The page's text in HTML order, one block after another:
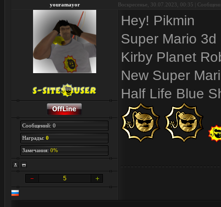
youramayor Воскресенье, 30.07.2023, 00:35 |
Сообщений: 0
Награды: 0
Замечания: 0%
5
Hey! Pikmin
Super Mario 3d
Kirby Planet
New Super
Half Life Blue